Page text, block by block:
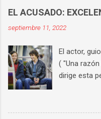
sigues
cuya obra
Así que me
que tuviera
ama de
interpretada
EL ACUSADO:
septiembre 11, 2022
El actor,
( "Una
dirige esta
Farel ( Ben
estudiante,